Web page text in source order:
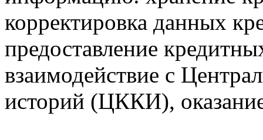
корректировка данных
предоставление
взаимодействие с
историй (ЦККИ),